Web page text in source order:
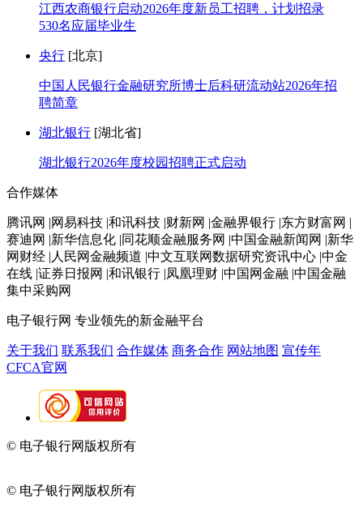
江西农商银行启动2026年度新员工招聘，计划招录
530名应届毕业生
央行 [北京]
中国人民银行金融研究所博士后科研流动站2026年招
聘简章
湖北银行 [湖北省]
湖北银行2026年度校园招聘正式启动
合作媒体
腾讯网 |网易科技 |和讯科技 |财新网 |金融界银行 |东方财富网 |
赛迪网 |新华信息化 |同花顺金融服务网 |中国金融新闻网 |新华
网财经 |人民网金融频道 |中文互联网数据研究资讯中心 |中金
在线 |证券日报网 |和讯银行 |凤凰理财 |中国网金融 |中国金融
集中采购网
电子银行网 专业领先的新金融平台
关于我们 联系我们 合作媒体 商务合作 网站地图 宣传年
CFCA官网
© 电子银行网版权所有
© 电子银行网版权所有